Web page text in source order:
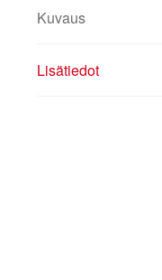
Kuvaus
Lisätiedot